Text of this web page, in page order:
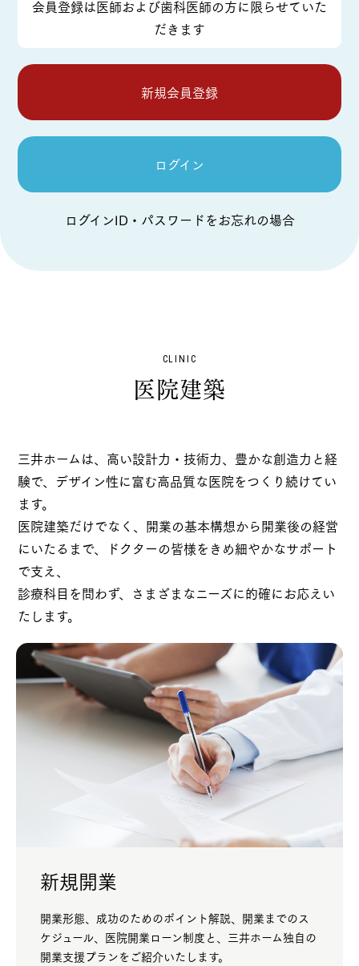
会員登録は医師および歯科医師の方に限らせていた
だきます
新規会員登録
ログイン
ログインID・パスワードをお忘れの場合
CLINIC
医院建築
三井ホームは、高い設計力・技術力、豊かな創造力と経
験で、デザイン性に富む高品質な医院をつくり続けてい
ます。
医院建築だけでなく、開業の基本構想から開業後の経営
にいたるまで、ドクターの皆様をきめ細やかなサポート
で支え、
診療科目を問わず、さまざまなニーズに的確にお応えい
たします。
新規開業
開業形態、成功のためのポイント解説、開業までのス
ケジュール、医院開業ローン制度と、三井ホーム独自の
開業支援プランをご紹介いたします。